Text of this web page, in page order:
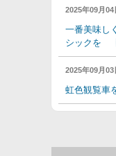
2025年09月04
一番美味し
シックを
2025年09月03
虹色観覧車